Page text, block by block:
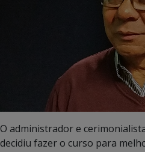
O administrador e
decidiu fazer o curso para